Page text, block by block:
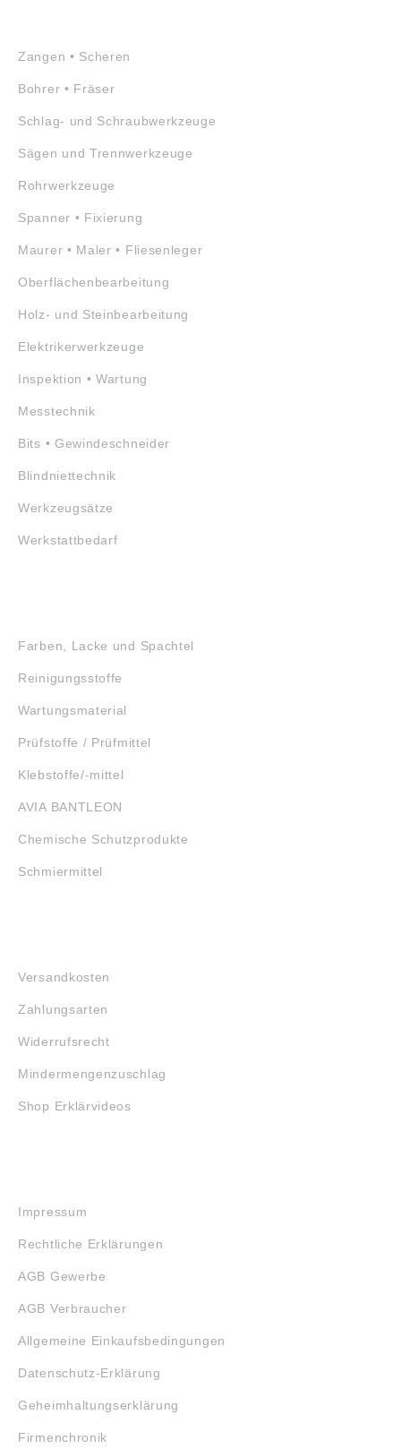
Zangen • Scheren
Bohrer • Fräser
Schlag- und Schraubwerkzeuge
Sägen und Trennwerkzeuge
Rohrwerkzeuge
Spanner • Fixierung
Maurer • Maler • Fliesenleger
Oberflächenbearbeitung
Holz- und Steinbearbeitung
Elektrikerwerkzeuge
Inspektion • Wartung
Messtechnik
Bits • Gewindeschneider
Blindniettechnik
Werkzeugsätze
Werkstattbedarf
Farben, Lacke und Spachtel
Reinigungsstoffe
Wartungsmaterial
Prüfstoffe / Prüfmittel
Klebstoffe/-mittel
AVIA BANTLEON
Chemische Schutzprodukte
Schmiermittel
Versandkosten
Zahlungsarten
Widerrufsrecht
Mindermengenzuschlag
Shop Erklärvideos
Impressum
Rechtliche Erklärungen
AGB Gewerbe
AGB Verbraucher
Allgemeine Einkaufsbedingungen
Datenschutz-Erklärung
Geheimhaltungserklärung
Firmenchronik